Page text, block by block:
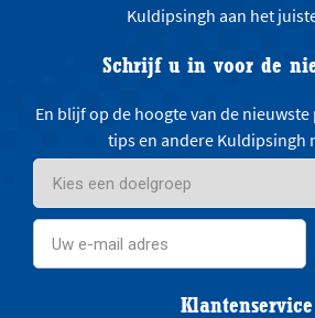
Kuldipsingh aan het
Schrijf u in voor de
En blijf op de hoogte van de
tips en andere Kuldipsingh
Klantenservice